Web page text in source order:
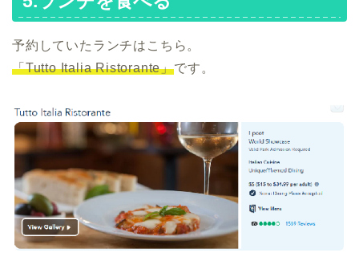
予約していたランチはこちら。
「Tutto Italia Ristorante」です。